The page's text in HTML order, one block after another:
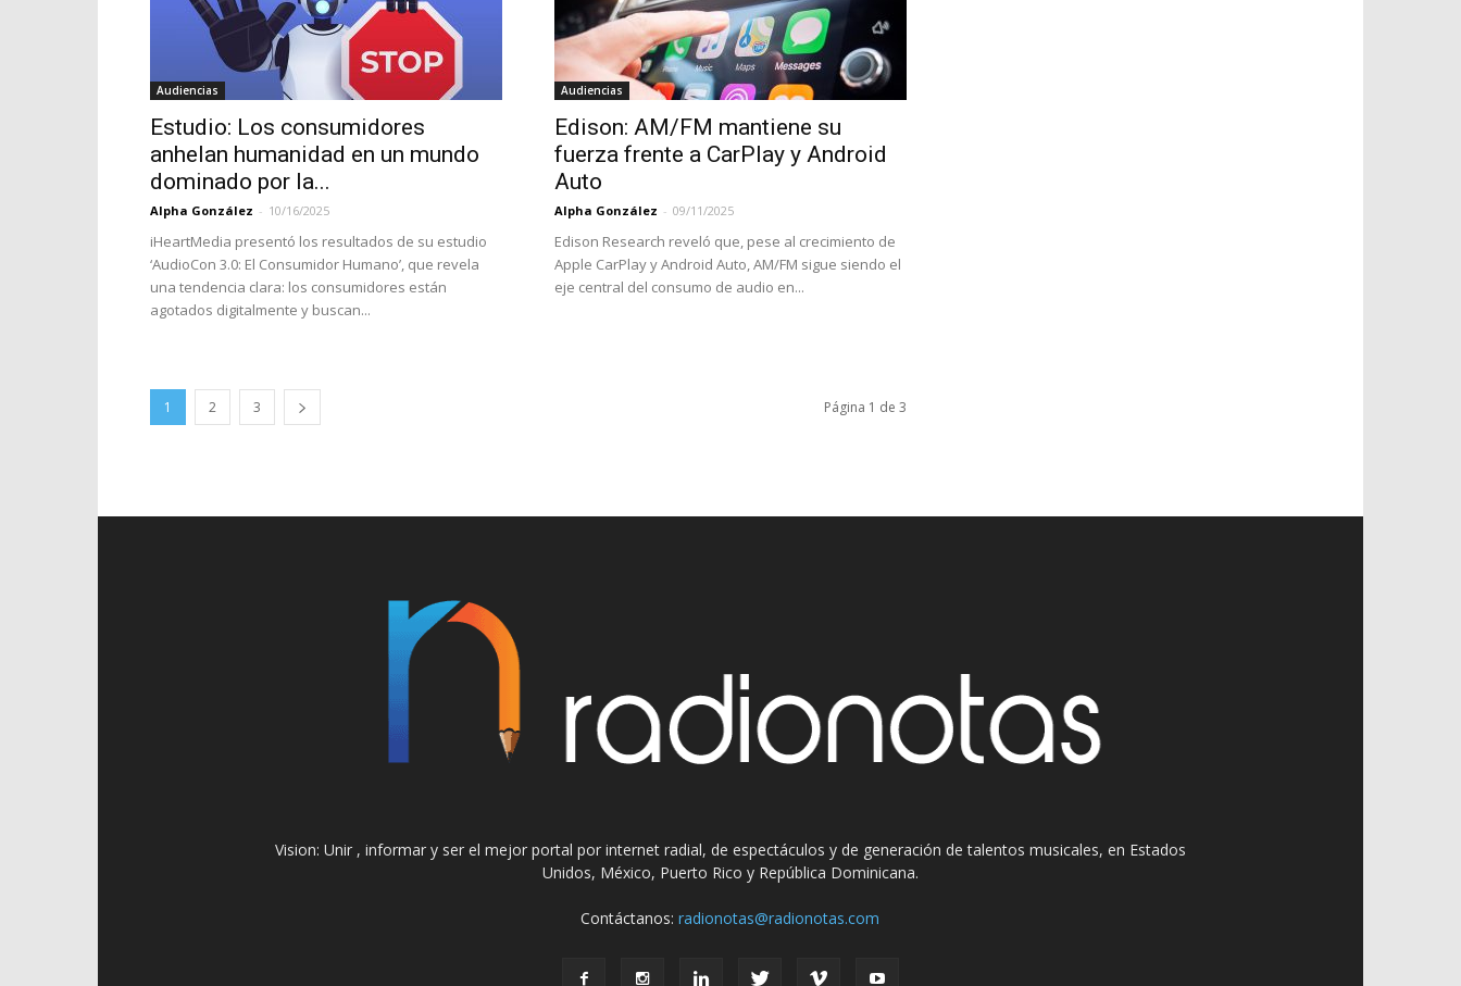
Audiencias
Estudio: Los consumidores
anhelan humanidad en un mundo
dominado por la...
Alpha González - 10/16/2025
iHeartMedia presentó los resultados de su estudio
‘AudioCon 3.0: El Consumidor Humano’, que revela
una tendencia clara: los consumidores están
agotados digitalmente y buscan...
Audiencias
Edison: AM/FM mantiene su
fuerza frente a CarPlay y Android
Auto
Alpha González - 09/11/2025
Edison Research reveló que, pese al crecimiento de
Apple CarPlay y Android Auto, AM/FM sigue siendo el
eje central del consumo de audio en...
1 2 3 Página 1 de 3
Vision: Unir , informar y ser el mejor portal por internet radial, de espectáculos y de generación de talentos musicales, en Estados
Unidos, México, Puerto Rico y República Dominicana.
Contáctanos:radionotas@radionotas.com